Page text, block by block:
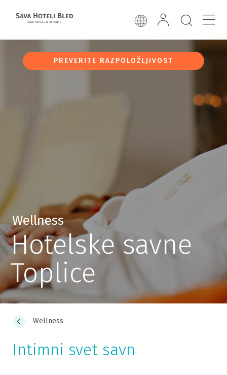
PREVERITE RAZPOLOŽLJIVOST
Wellness
Hotelske savne
Toplice
Wellness
Intimni svet savn